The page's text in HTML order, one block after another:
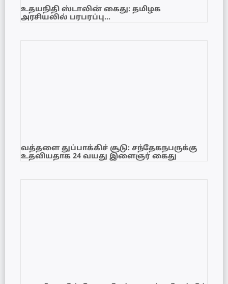
உதயநிதி ஸ்டாலின் கைது: தமிழக
அரசியலில் பரபரப்பு…
வத்தளை துப்பாக்கிச் சூடு: சந்தேகநபருக்கு
உதவியதாக 24 வயது இளைஞர் கைது